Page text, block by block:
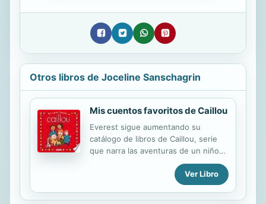
Otros libros de Joceline Sanschagrin
Mis cuentos favoritos de Caillou
Everest sigue aumentando su
catálogo de libros de Caillou, serie
que narra las aventuras de un niño
de 4 años, y que emiten actualmente
en la 2 de TVE y Boomerang. Caillou
es el programa de animación infantil
más visto de la televisión entre niños
Ver Libro